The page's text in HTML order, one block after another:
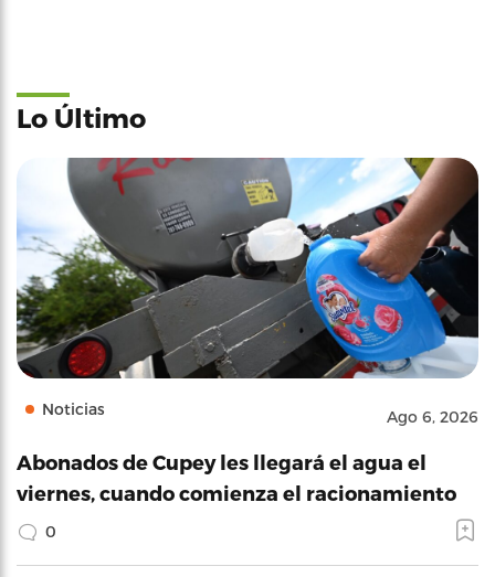
Lo Último
Noticias Ago 6, 2026
Abonados de Cupey les llegará el agua el
viernes, cuando comienza el racionamiento
0